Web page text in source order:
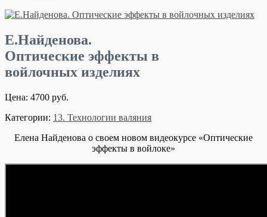
Е.Найденова.
Оптические эффекты в
войлочных изделиях
Цена: 4700 руб.
Категории: 13. Технологии валяния
Елена Найденова о своем новом видеокурсе «Оптические
эффекты в войлоке»